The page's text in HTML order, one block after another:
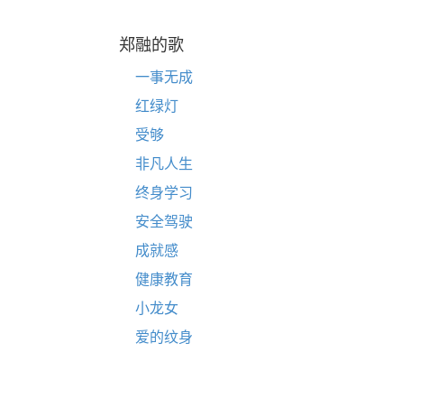
郑融的歌
一事无成
红绿灯
受够
非凡人生
终身学习
安全驾驶
成就感
健康教育
小龙女
爱的纹身